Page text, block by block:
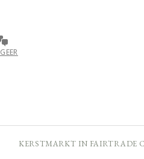
KERSTMARKT IN FAIRTRADE